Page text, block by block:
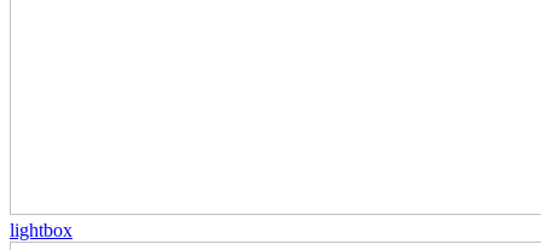
lightbox